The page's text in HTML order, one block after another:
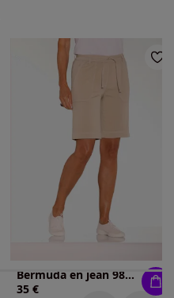
Bermuda en jean 98% coton
35 €